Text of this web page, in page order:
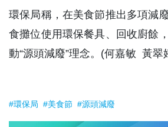
環保局稱，在美食節推出多項減
食攤位使用環保餐具、回收廚餘
動“源頭減廢”理念。(何嘉敏 黃翠
#環保局 #美食節 #源頭減廢